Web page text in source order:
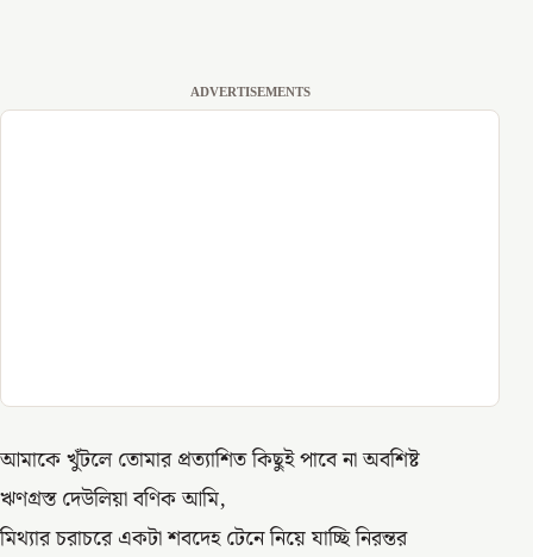
ADVERTISEMENTS
আমাকে খুঁটলে তোমার প্রত্যাশিত কিছুই পাবে না অবশিষ্ট
ঋণগ্রস্ত দেউলিয়া বণিক আমি,
মিথ্যার চরাচরে একটা শবদেহ টেনে নিয়ে যাচ্ছি নিরন্তর